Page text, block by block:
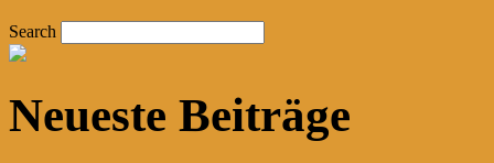
Search
Neueste Beiträge